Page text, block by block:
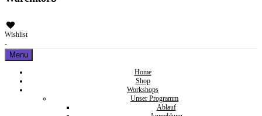
Wishlist
-
Menu
Home
Shop
Workshops
Unser Programm
Ablauf